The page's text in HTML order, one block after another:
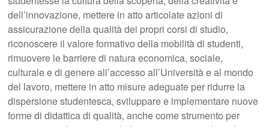
dell’innovazione, mettere in atto articolate azioni di
assicurazione della qualità dei propri corsi di studio,
riconoscere il valore formativo della mobilità di studenti,
rimuovere le barriere di natura economica, sociale,
culturale e di genere all’accesso all’Università e al mondo
del lavoro, mettere in atto misure adeguate per ridurre la
dispersione studentesca, sviluppare e implementare nuove
forme di didattica di qualità, anche come strumento per